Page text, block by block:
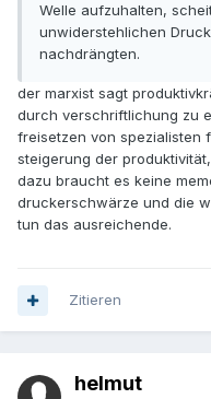
Welle aufzuhalten,
unwiderstehlichen
nachdrängten.
der marxist sagt
durch verschriftlichung zu
freisetzen von spezialisten
steigerung der
dazu braucht es keine
druckerschwärze und die
tun das ausreichende.
Zitieren
helmut